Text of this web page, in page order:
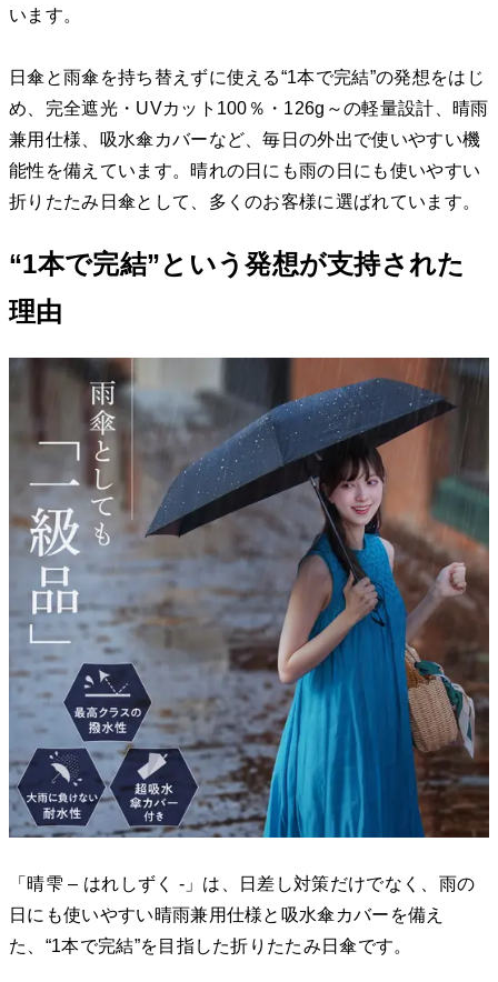
います。
日傘と雨傘を持ち替えずに使える“1本で完結”の発想をはじ
め、完全遮光・UVカット100％・126g～の軽量設計、晴雨
兼用仕様、吸水傘カバーなど、毎日の外出で使いやすい機
能性を備えています。晴れの日にも雨の日にも使いやすい
折りたたみ日傘として、多くのお客様に選ばれています。
“1本で完結”という発想が支持された
理由
「晴雫 – はれしずく -」は、日差し対策だけでなく、雨の
日にも使いやすい晴雨兼用仕様と吸水傘カバーを備え
た、“1本で完結”を目指した折りたたみ日傘です。